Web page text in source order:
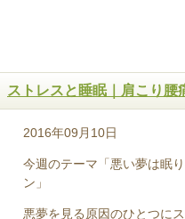
ストレスと睡眠｜肩こり腰
2016年09月10日
今週のテーマ「悪い夢は眠
ン」
悪夢を見る原因のひとつに